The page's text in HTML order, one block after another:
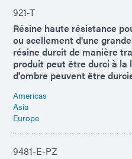
921-T
Résine haute résistance
ou scellement d'une
résine durcit de manière
produit peut être durci à la
d'ombre peuvent être
Americas
Asia
Europe
9481-E-PZ